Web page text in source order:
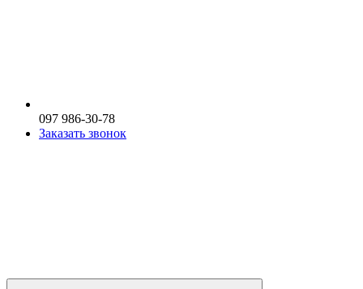
097 986-30-78
Заказать звонок